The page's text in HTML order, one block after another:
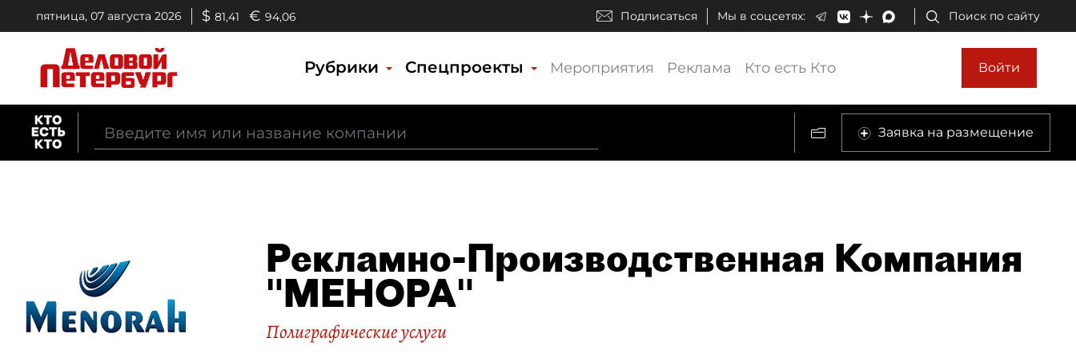
пятница, 07 августа 2026 $ 81,41 € 94,06 Подписаться Мы в соцсетях: Поиск по сайту
Рубрики Спецпроекты Мероприятия Реклама Кто есть Кто Войти
Заявка на размещение
Рекламно-Производственная Компания
"МЕНОРА"
Полиграфические услуги